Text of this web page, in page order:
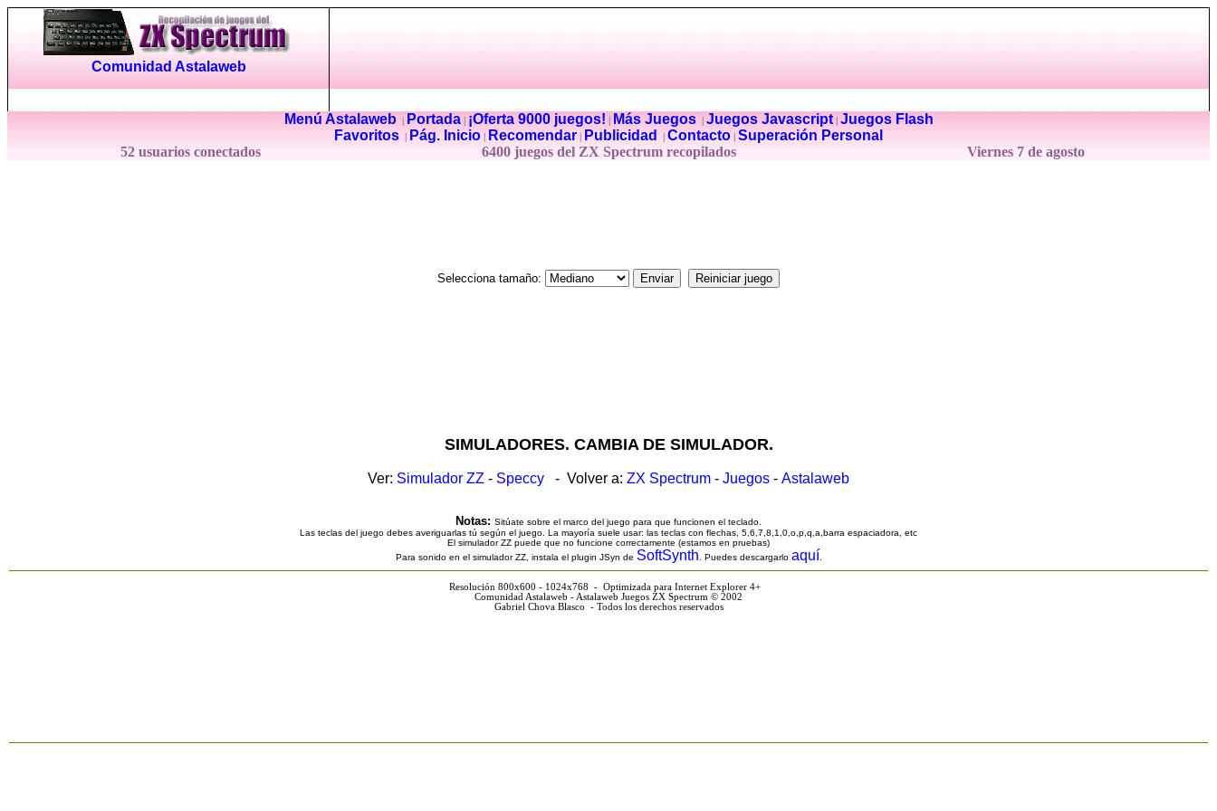
Comunidad Astalaweb
Menú Astalaweb| Portada| ¡Oferta 9000 juegos! Más Juegos| Juegos Javascript| Juegos Flash
Favoritos
Pág. Inicio Recomendar Publicidad Contacto Superación Personal
52 usuarios conectados
6400 juegos del ZX Spectrum recopilados Viernes 7 de agosto
Selecciona tamaño:
SIMULADORES. CAMBIA DE SIMULADOR.
Ver: Simulador ZZ - Speccy - Volver a: ZX Spectrum - Juegos - Astalaweb
Notas: Sitúate sobre el marco del juego para que funcionen el teclado.
Las teclas del juego debes averiguarlas tú según el juego. La mayoría suele usar: las teclas con flechas, 5,6,7,8,1,0,o,p,q,a,barra espaciadora, etc
El simulador ZZ puede que no funcione correctamente (estamos en pruebas)
Para sonido en el simulador ZZ, instala el plugin JSyn de SoftSynth . Puedes descargarlo aquí
Resolución 800x600 - 1024x768 - Optimizada para Internet Explorer 4+
Comunidad Astalaweb - Astalaweb Juegos ZX Spectrum © 2002
Gabriel Chova Blasco - Todos los derechos reservados